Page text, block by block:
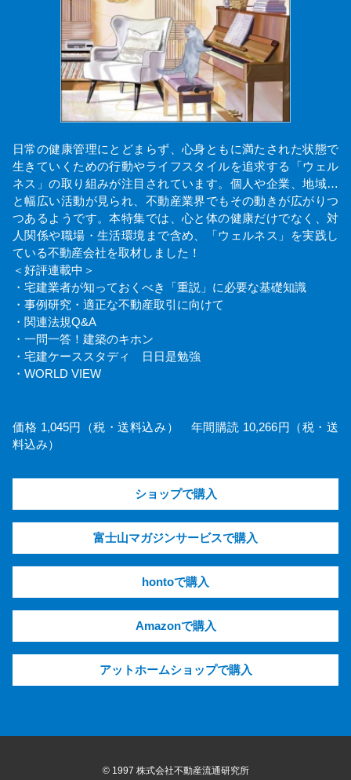
日常の健康管理にとどまらず、心身ともに満たされた状態で
生きていくための行動やライフスタイルを追求する「ウェル
ネス」の取り組みが注目されています。個人や企業、地域…
と幅広い活動が見られ、不動産業界でもその動きが広がりつ
つあるようです。本特集では、心と体の健康だけでなく、対
人関係や職場・生活環境まで含め、「ウェルネス」を実践し
ている不動産会社を取材しました！
＜好評連載中＞
・宅建業者が知っておくべき「重説」に必要な基礎知識
・事例研究・適正な不動産取引に向けて
・関連法規Q&A
・一問一答！建築のキホン
・宅建ケーススタディ 日日是勉強
・WORLD VIEW
価格 1,045円（税・送料込み） 年間購読 10,266円（税・送
料込み）
ショップで購入
富士山マガジンサービスで購入
hontoで購入
Amazonで購入
アットホームショップで購入
© 1997 株式会社不動産流通研究所